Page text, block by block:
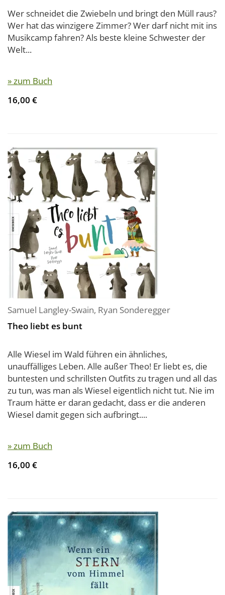
Wer schneidet die Zwiebeln und bringt den Müll raus?
Wer hat das winzigere Zimmer? Wer darf nicht mit ins
Musikcamp fahren? Als beste kleine Schwester der
Welt...
» zum Buch
16,00 €
Samuel Langley-Swain, Ryan Sonderegger
Theo liebt es bunt
Alle Wiesel im Wald führen ein ähnliches,
unauffälliges Leben. Alle außer Theo! Er liebt es, die
buntesten und schrillsten Outfits zu tragen und all das
zu tun, was man als Wiesel eigentlich nicht tut. Nie im
Traum hätte er daran gedacht, dass er die anderen
Wiesel damit gegen sich aufbringt....
» zum Buch
16,00 €